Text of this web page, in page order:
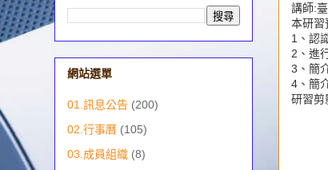
講師:
本研習
1、認
2、進
3、簡
4、簡
研習剪
網站選單
01.訊息公告 (200)
02.行事曆 (105)
03.成員組織 (8)